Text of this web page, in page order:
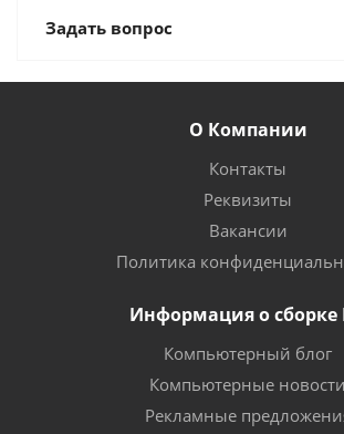
Задать вопрос
О Компании
Контакты
Реквизиты
Вакансии
Политика
Информация о сборке
Компьютерный блог
Компьютерные новости
Рекламные